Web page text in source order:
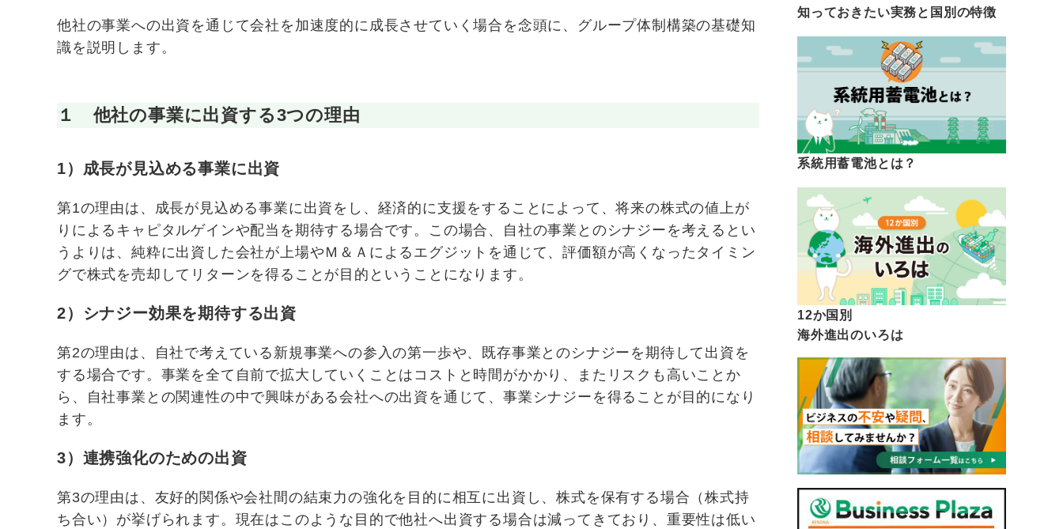
他社の事業への出資を通じて会社を加速度的に成長させていく場合を念頭に、グループ体制構築の基礎知
識を説明します。
１ 他社の事業に出資する3つの理由
1）成長が見込める事業に出資
第1の理由は、成長が見込める事業に出資をし、経済的に支援をすることによって、将来の株式の値上が
りによるキャピタルゲインや配当を期待する場合です。この場合、自社の事業とのシナジーを考えるとい
うよりは、純粋に出資した会社が上場やＭ＆Ａによるエグジットを通じて、評価額が高くなったタイミン
グで株式を売却してリターンを得ることが目的ということになります。
2）シナジー効果を期待する出資
第2の理由は、自社で考えている新規事業への参入の第一歩や、既存事業とのシナジーを期待して出資を
する場合です。事業を全て自前で拡大していくことはコストと時間がかかり、またリスクも高いことか
ら、自社事業との関連性の中で興味がある会社への出資を通じて、事業シナジーを得ることが目的になり
ます。
3）連携強化のための出資
第3の理由は、友好的関係や会社間の結束力の強化を目的に相互に出資し、株式を保有する場合（株式持
ち合い）が挙げられます。現在はこのような目的で他社へ出資する場合は減ってきており、重要性は低い
知っておきたい実務と国別の特徴
系統用蓄電池とは？
12か国別
海外進出のいろは